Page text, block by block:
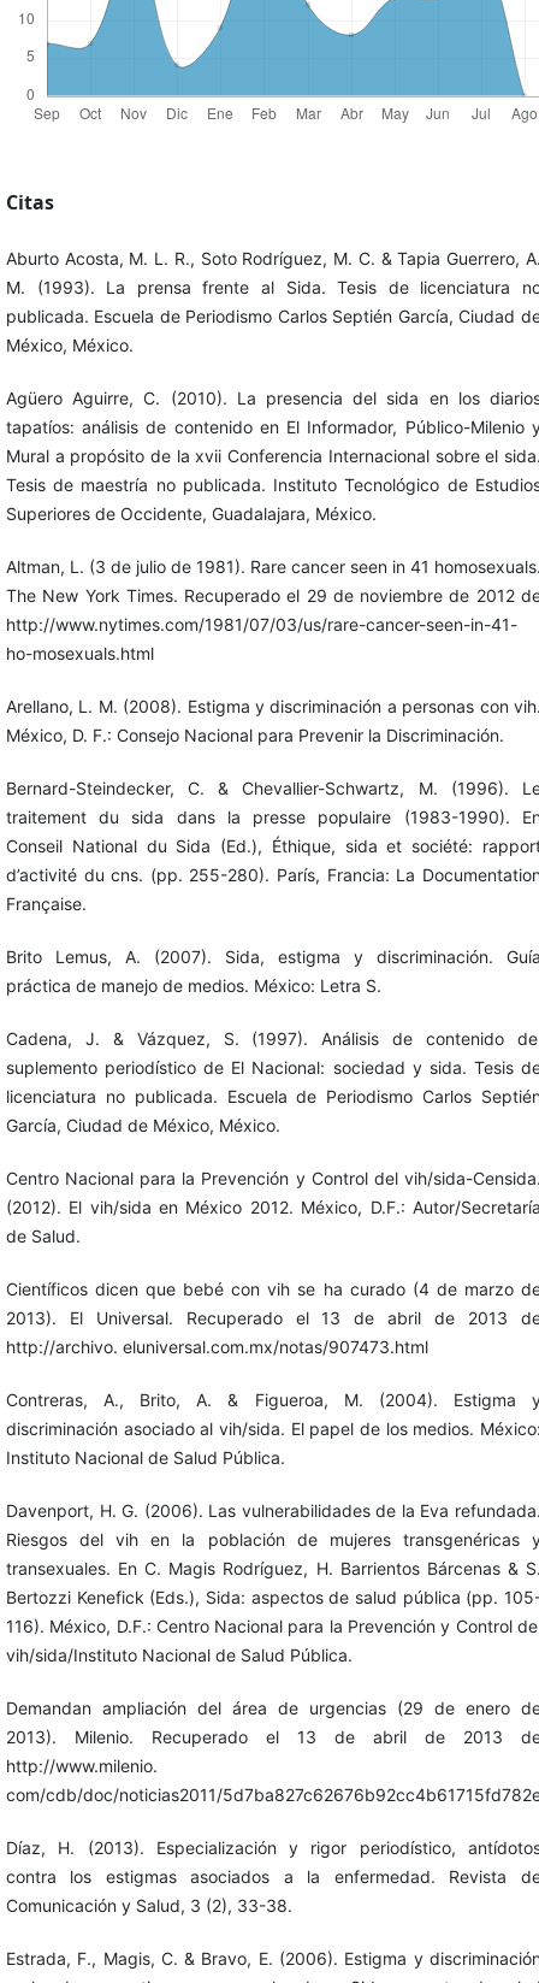
Citas
Aburto Acosta, M. L. R., Soto Rodríguez, M. C. & Tapia Guerrero,
M. (1993). La prensa frente al Sida. Tesis de licenciatura
publicada. Escuela de Periodismo Carlos Septién García, Ciudad
México, México.
Agüero Aguirre, C. (2010). La presencia del sida en los
tapatíos: análisis de contenido en El Informador, Público-Milenio
Mural a propósito de la xvii Conferencia Internacional sobre el
Tesis de maestría no publicada. Instituto Tecnológico de
Superiores de Occidente, Guadalajara, México.
Altman, L. (3 de julio de 1981). Rare cancer seen in 41
The New York Times. Recuperado el 29 de noviembre de 2012
http://www.nytimes.com/1981/07/03/us/rare-cancer-seen-in-41-
ho-mosexuals.html
Arellano, L. M. (2008). Estigma y discriminación a personas con
México, D. F.: Consejo Nacional para Prevenir la Discriminación.
Bernard-Steindecker, C. & Chevallier-Schwartz, M. (1996).
traitement du sida dans la presse populaire (1983-1990).
Conseil National du Sida (Ed.), Éthique, sida et société:
d’activité du cns. (pp. 255-280). París, Francia: La
Française.
Brito Lemus, A. (2007). Sida, estigma y discriminación.
práctica de manejo de medios. México: Letra S.
Cadena, J. & Vázquez, S. (1997). Análisis de contenido
suplemento periodístico de El Nacional: sociedad y sida. Tesis
licenciatura no publicada. Escuela de Periodismo Carlos
García, Ciudad de México, México.
Centro Nacional para la Prevención y Control del vih/sida-
(2012). El vih/sida en México 2012. México, D.F.: Autor/
de Salud.
Científicos dicen que bebé con vih se ha curado (4 de marzo
2013). El Universal. Recuperado el 13 de abril de 2013
http://archivo. eluniversal.com.mx/notas/907473.html
Contreras, A., Brito, A. & Figueroa, M. (2004). Estigma
discriminación asociado al vih/sida. El papel de los medios.
Instituto Nacional de Salud Pública.
Davenport, H. G. (2006). Las vulnerabilidades de la Eva
Riesgos del vih en la población de mujeres transgenéricas
transexuales. En C. Magis Rodríguez, H. Barrientos Bárcenas &
Bertozzi Kenefick (Eds.), Sida: aspectos de salud pública (pp.
116). México, D.F.: Centro Nacional para la Prevención y Control
vih/sida/Instituto Nacional de Salud Pública.
Demandan ampliación del área de urgencias (29 de enero
2013). Milenio. Recuperado el 13 de abril de 2013
http://www.milenio.
com/cdb/doc/noticias2011/
Díaz, H. (2013). Especialización y rigor periodístico,
contra los estigmas asociados a la enfermedad. Revista
Comunicación y Salud, 3 (2), 33-38.
Estrada, F., Magis, C. & Bravo, E. (2006). Estigma y